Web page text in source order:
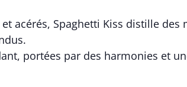
acérés, Spaghetti Kiss distille
portées par des harmonies et